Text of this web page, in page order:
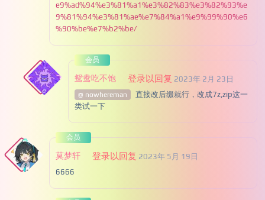
e9%ad%94%e3%81%a1%e3%82%83%e3%82%93%e
9%81%94%e3%81%ae%e7%84%a1%e9%99%90%e6
%90%be%e7%b2%be/
会员
登录以回复
鸳鸯吃不饱 2023年 2月 23日
@ nowhereman
直接改后缀就行，改成7z,zip这一
类试一下
会员
登录以回复
莫梦轩
2023年 5月 19日
6666